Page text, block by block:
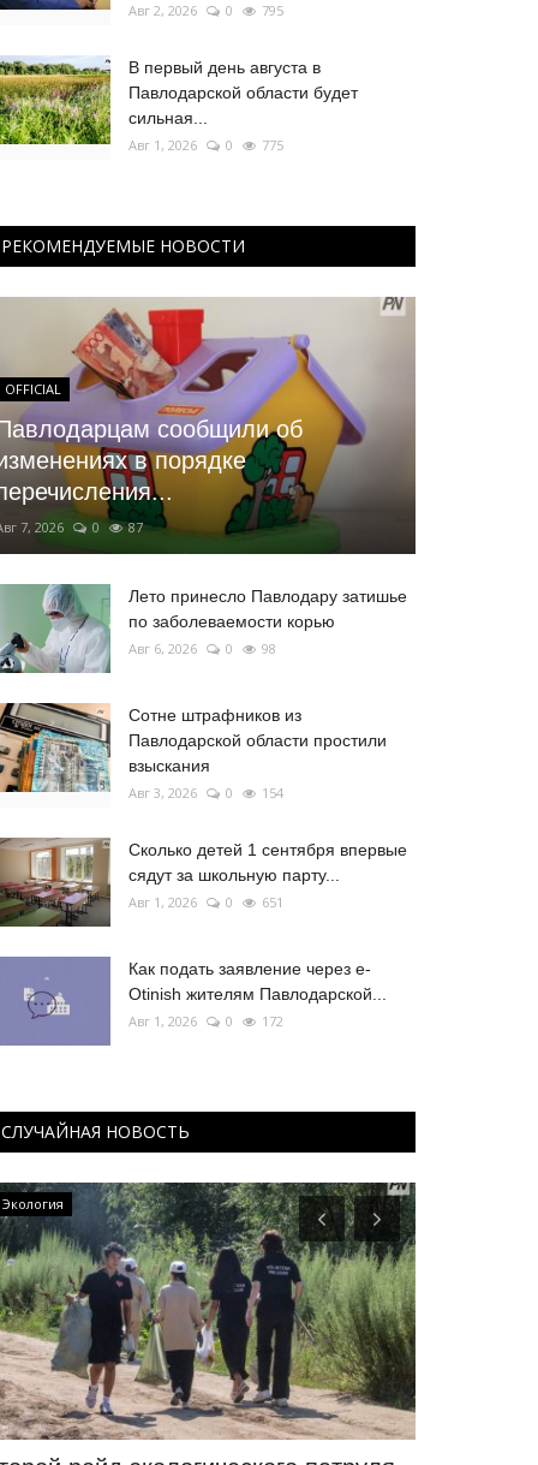
Авг 2, 2026 0 795
В первый день августа в
Павлодарской области будет
сильная...
Авг 1, 2026 0 775
РЕКОМЕНДУЕМЫЕ НОВОСТИ
OFFICIAL
сообщили об
в порядке
7, 2026 0 87
Лето принесло Павлодару затишье
по заболеваемости корью
Авг 6, 2026 0 98
Сотне штрафников из
Павлодарской области простили
взыскания
Авг 3, 2026 0 154
Сколько детей 1 сентября впервые
сядут за школьную парту...
Авг 1, 2026 0 651
Как подать заявление через e-
Otinish жителям Павлодарской...
Авг 1, 2026 0 172
СЛУЧАЙНАЯ НОВОСТЬ
Экология